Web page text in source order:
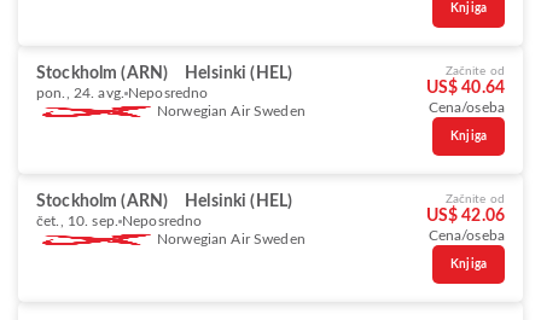
Knjiga
Stockholm (ARN) Helsinki (HEL)
pon., 24. avg. Neposredno
Norwegian Air Sweden
Začnite od
US$ 40.64
Cena/oseba
Knjiga
Stockholm (ARN) Helsinki (HEL)
čet., 10. sep. Neposredno
Norwegian Air Sweden
Začnite od
US$ 42.06
Cena/oseba
Knjiga